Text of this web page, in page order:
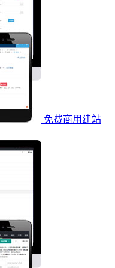
免费商用建站